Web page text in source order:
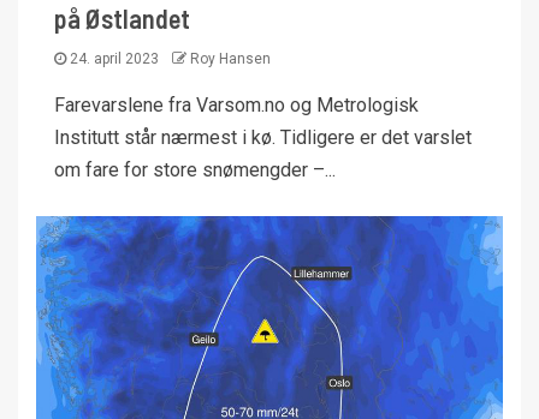
på Østlandet
24. april 2023 Roy Hansen
Farevarslene fra Varsom.no og Metrologisk
Institutt står nærmest i kø. Tidligere er det varslet
om fare for store snømengder –...